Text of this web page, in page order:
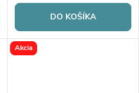
DO KOŠÍKA
Akcia